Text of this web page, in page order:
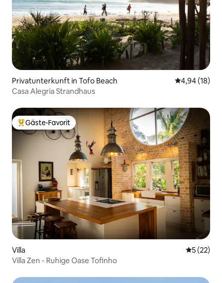
Privatunterkunft in Tofo Beach
4,94 (18)
Casa Alegria Strandhaus
Beliebter Gäste-Favorit.
Gäste-Favorit
Villa
5 (22)
Villa Zen - Ruhige Oase Tofinho